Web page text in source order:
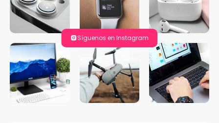
Síguenos en Instagram